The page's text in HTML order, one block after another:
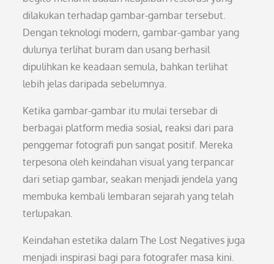
dilakukan terhadap gambar-gambar tersebut.
Dengan teknologi modern, gambar-gambar yang
dulunya terlihat buram dan usang berhasil
dipulihkan ke keadaan semula, bahkan terlihat
lebih jelas daripada sebelumnya.
Ketika gambar-gambar itu mulai tersebar di
berbagai platform media sosial, reaksi dari para
penggemar fotografi pun sangat positif. Mereka
terpesona oleh keindahan visual yang terpancar
dari setiap gambar, seakan menjadi jendela yang
membuka kembali lembaran sejarah yang telah
terlupakan.
Keindahan estetika dalam The Lost Negatives juga
menjadi inspirasi bagi para fotografer masa kini.